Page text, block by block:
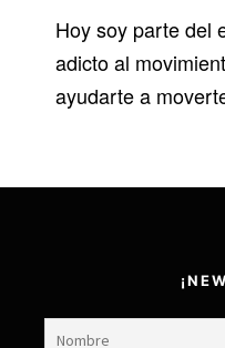
Hoy soy parte del
adicto al
ayudarte a